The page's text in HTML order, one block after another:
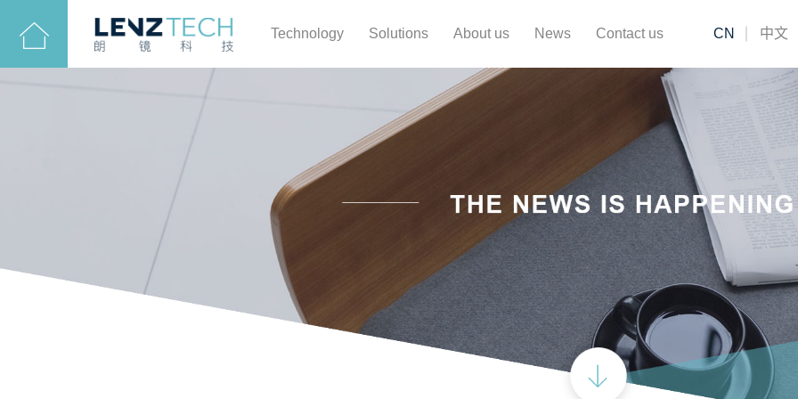
Technology Solutions About us News Contact us CN 中文